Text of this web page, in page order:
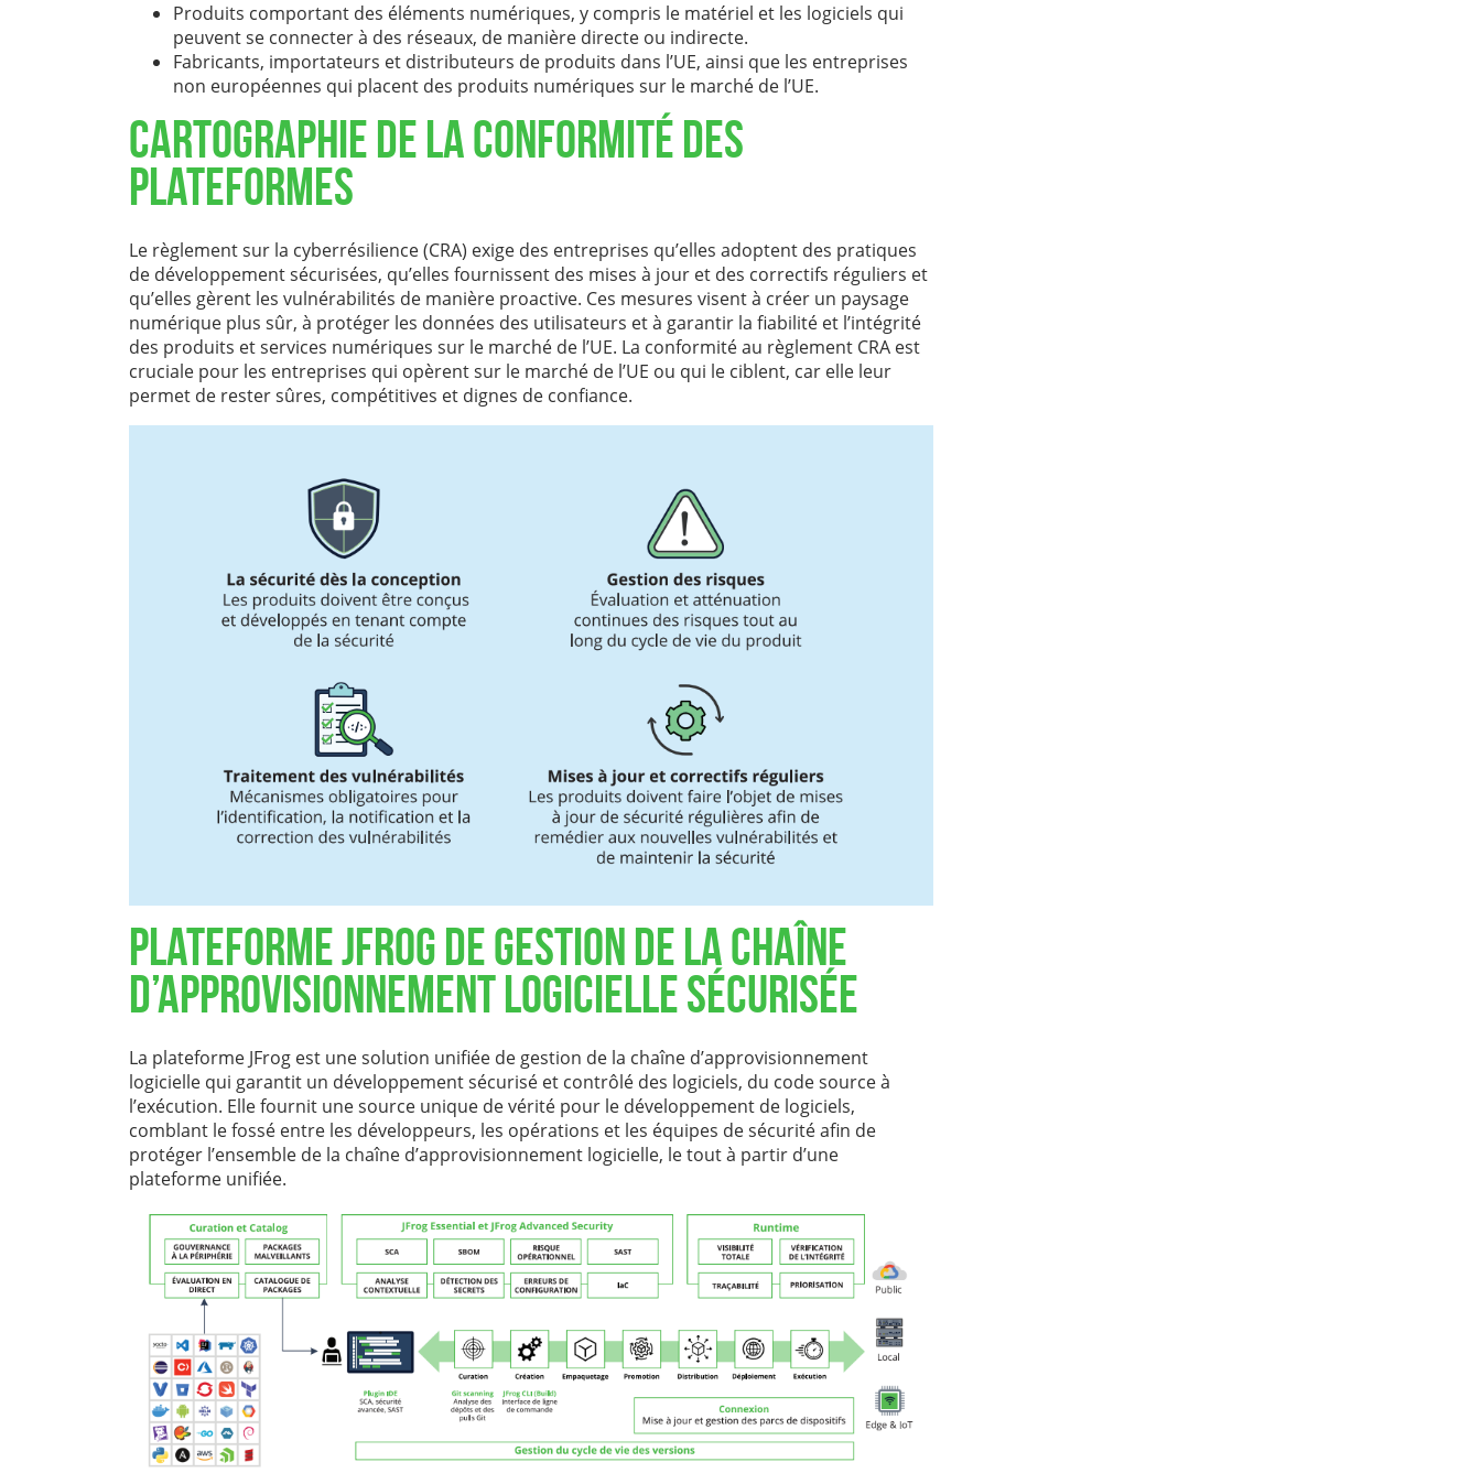
Produits comportant des éléments numériques, y compris le matériel et les logiciels qui
peuvent se connecter à des réseaux, de manière directe ou indirecte.
Fabricants, importateurs et distributeurs de produits dans l’UE, ainsi que les entreprises
non européennes qui placent des produits numériques sur le marché de l’UE.
Cartographie de la conformité des
plateformes
Le règlement sur la cyberrésilience (CRA) exige des entreprises qu’elles adoptent des pratiques
de développement sécurisées, qu’elles fournissent des mises à jour et des correctifs réguliers et
qu’elles gèrent les vulnérabilités de manière proactive. Ces mesures visent à créer un paysage
numérique plus sûr, à protéger les données des utilisateurs et à garantir la fiabilité et l’intégrité
des produits et services numériques sur le marché de l’UE. La conformité au règlement CRA est
cruciale pour les entreprises qui opèrent sur le marché de l’UE ou qui le ciblent, car elle leur
permet de rester sûres, compétitives et dignes de confiance.
Plateforme JFrog de gestion de la chaîne
d’approvisionnement logicielle sécurisée
La plateforme JFrog est une solution unifiée de gestion de la chaîne d’approvisionnement
logicielle qui garantit un développement sécurisé et contrôlé des logiciels, du code source à
l’exécution. Elle fournit une source unique de vérité pour le développement de logiciels,
comblant le fossé entre les développeurs, les opérations et les équipes de sécurité afin de
protéger l’ensemble de la chaîne d’approvisionnement logicielle, le tout à partir d’une
plateforme unifiée.